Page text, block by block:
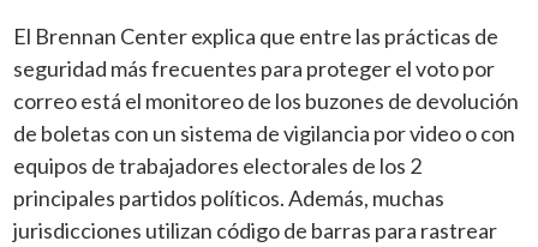
El Brennan Center explica que entre las prácticas de
seguridad más frecuentes para proteger el voto por
correo está el monitoreo de los buzones de devolución
de boletas con un sistema de vigilancia por video o con
equipos de trabajadores electorales de los 2
principales partidos políticos. Además, muchas
jurisdicciones utilizan código de barras para rastrear